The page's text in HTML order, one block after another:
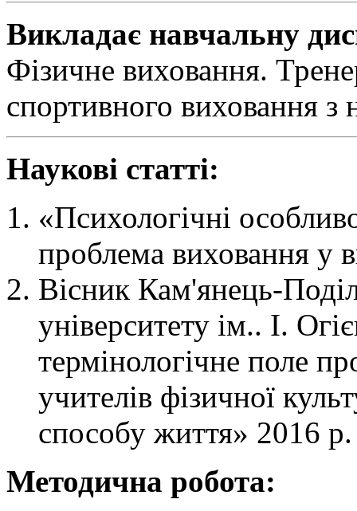
Викладає навчальну
Фізичне виховання.
спортивного виховання з
Наукові статті:
«Психологічні
проблема виховання у
Вісник Кам'янець-
університету ім.. І.
термінологічне поле
учителів фізичної
способу життя» 2016 р.
Методична робота: